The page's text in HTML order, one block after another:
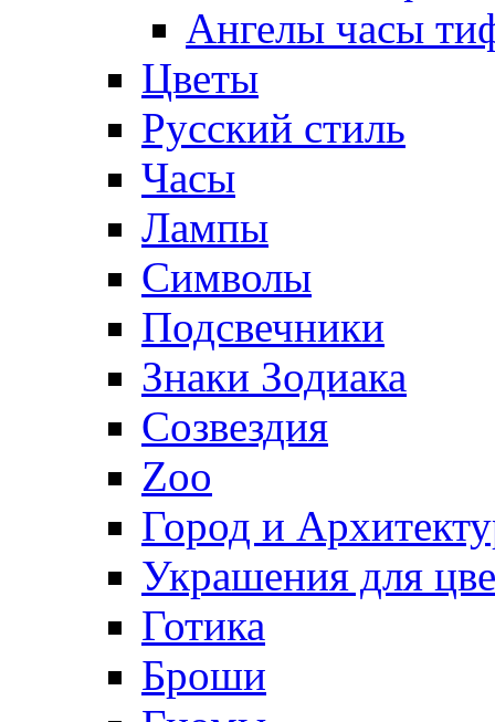
Ангелы часы
Цветы
Русский стиль
Часы
Лампы
Символы
Подсвечники
Знаки Зодиака
Созвездия
Zoo
Город и
Украшения для
Готика
Броши